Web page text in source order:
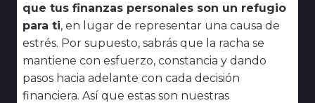
que tus finanzas personales son un refugio
para ti, en lugar de representar una causa de
estrés. Por supuesto, sabrás que la racha se
mantiene con esfuerzo, constancia y dando
pasos hacia adelante con cada decisión
financiera. Así que estas son nuestras